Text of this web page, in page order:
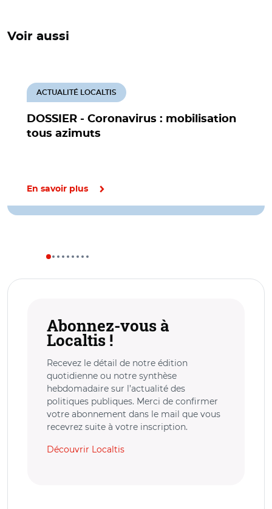
Voir aussi
DOSSIER - Coronavirus : mobilisation
tous azimuts
ACTUALITÉ LOCALTIS
En savoir plus
Abonnez-vous à
Localtis !
Recevez le détail de notre édition
quotidienne ou notre synthèse
hebdomadaire sur l’actualité des
politiques publiques. Merci de confirmer
votre abonnement dans le mail que vous
recevrez suite à votre inscription.
Découvrir Localtis